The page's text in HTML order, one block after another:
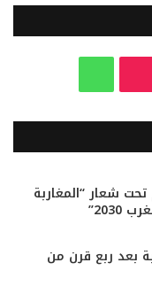
k
o
k
ت
س
ب
تحت شعار “المغاربة
بعد ربع قرن من